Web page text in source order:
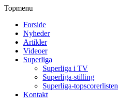
Topmenu
Forside
Nyheder
Artikler
Videoer
Superliga
Superliga i TV
Superliga-stilling
Superliga-topscorerlisten
Kontakt